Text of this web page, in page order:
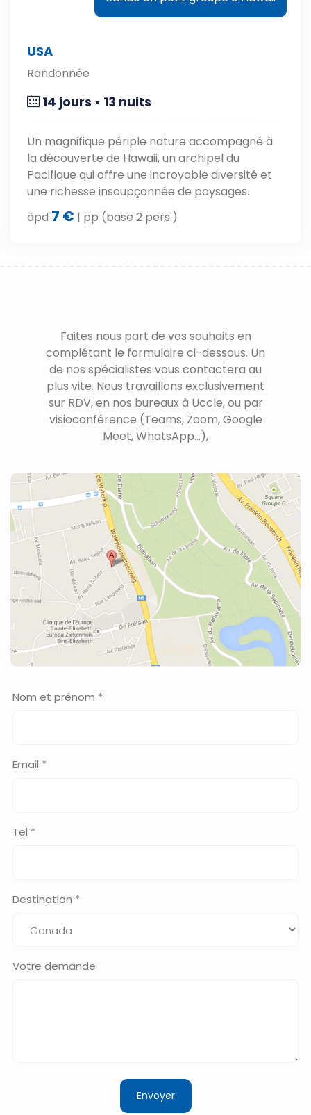
USA
Randonnée
14 jours • 13 nuits
Un magnifique périple nature accompagné à
la découverte de Hawaii, un archipel du
Pacifique qui offre une incroyable diversité et
une richesse insoupçonnée de paysages.
àpd 7 € | pp (base 2 pers.)
Faites nous part de vos souhaits en
complétant le formulaire ci-dessous. Un
de nos spécialistes vous contactera au
plus vite. Nous travaillons exclusivement
sur RDV, en nos bureaux à Uccle, ou par
visioconférence (Teams, Zoom, Google
Meet, WhatsApp...),
Nom et prénom *
Email *
Tel *
Destination *
Votre demande